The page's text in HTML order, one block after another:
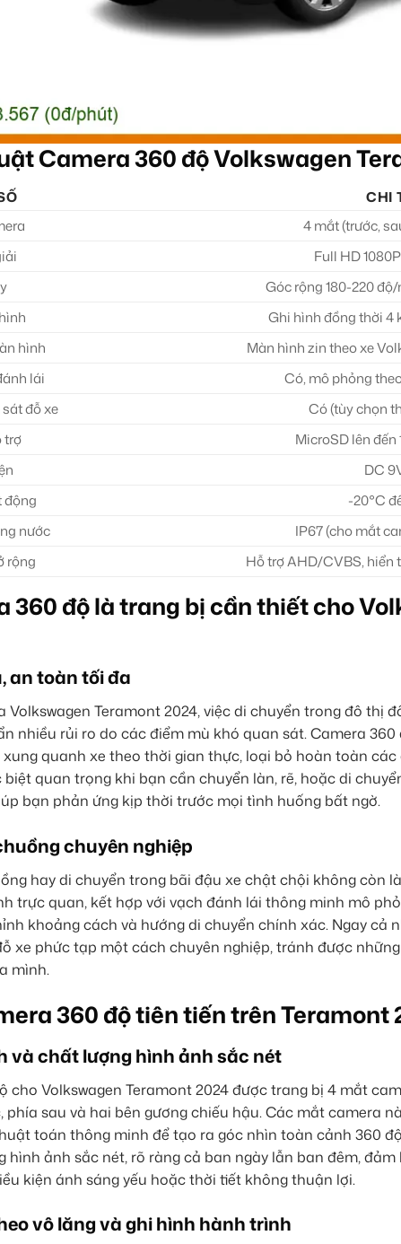
Camera 360 độ Volkswagen
CHI
4 mắt (trước,
Full HD
Góc rộng 180-220
Ghi hình đồng thời 4
hình
Màn hình zin theo xe
lái
Có, mô phỏng
đỗ xe
Có (tùy chọn
trợ
MicroSD lên đến
DC
động
-20°C
nước
IP67 (cho mắt
rộng
Hỗ trợ AHD/CVBS, hiển
360 độ là trang bị cần thiết cho
an toàn tối đa
Teramont 2024, việc di chuyển trong đô thị
nhiều rủi ro do các điểm mù khó quan sát. Camera
quanh xe theo thời gian thực, loại bỏ hoàn toàn các
quan trọng khi bạn cần chuyển làn, rẽ, hoặc di
bạn phản ứng kịp thời trước mọi tình huống bất ngờ.
chuyên nghiệp
hay di chuyển trong bãi đậu xe chật chội không còn
trực quan, kết hợp với vạch đánh lái thông minh mô
khoảng cách và hướng di chuyển chính xác. Ngay cả
xe phức tạp một cách chuyên nghiệp, tránh được
mình.
360 độ tiên tiến trên Teramont
và chất lượng hình ảnh sắc nét
cho Volkswagen Teramont 2024 được trang bị 4 mắt
sau và hai bên gương chiếu hậu. Các mắt camera
toán thông minh để tạo ra góc nhìn toàn cảnh 360
hình ảnh sắc nét, rõ ràng cả ban ngày lẫn ban đêm,
kiện ánh sáng yếu hoặc thời tiết không thuận lợi.
vô lăng và ghi hình hành trình